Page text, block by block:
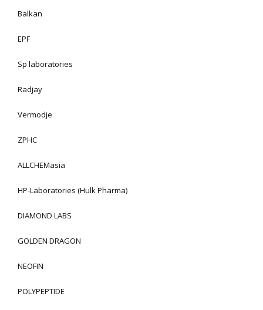
Balkan
EPF
Sp laboratories
Radjay
Vermodje
ZPHC
ALLCHEMasia
HP-Laboratories (Hulk Pharma)
DIAMOND LABS
GOLDEN DRAGON
NEOFIN
POLYPEPTIDE